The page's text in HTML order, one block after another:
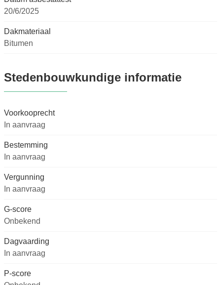
20/6/2025
Dakmateriaal
Bitumen
Stedenbouwkundige informatie
Voorkooprecht
In aanvraag
Bestemming
In aanvraag
Vergunning
In aanvraag
G-score
Onbekend
Dagvaarding
In aanvraag
P-score